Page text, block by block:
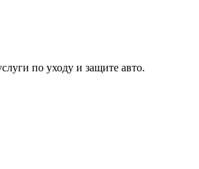
по уходу и защите авто.